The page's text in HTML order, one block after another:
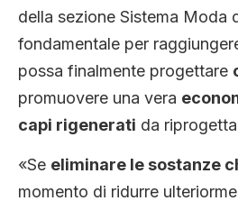
della sezione Sistema Moda
fondamentale per
possa finalmente progettare
promuovere una vera
capi rigenerati da
«Se eliminare le sostanze
momento di ridurre